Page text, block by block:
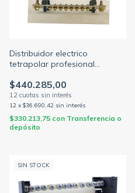
Distribuidor electrico
tetrapolar profesional
barras c/torn. 5/16 (ELENT)
$440.285,00
12 x $36.690,42 sin interés
$330.213,75 con Transferencia o
depósito
SIN STOCK